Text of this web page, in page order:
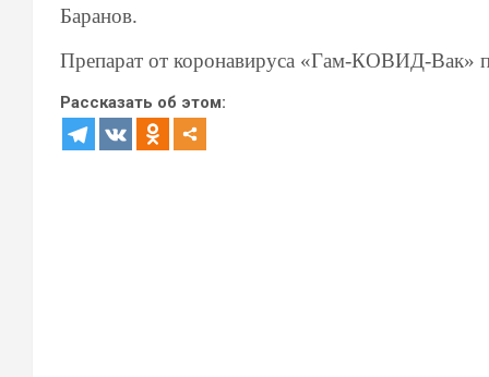
Баранов.
Препарат от коронавируса «Гам-КОВИД-Вак»
Рассказать об этом: